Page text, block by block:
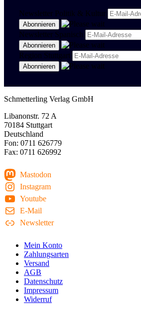
Newsletter Politik & Kultur
Newsletter Spanisch
Region Stuttgart
Schmetterling Verlag GmbH
Libanonstr. 72 A
70184 Stuttgart
Deutschland
Fon: 0711 626779
Fax: 0711 626992
Mastodon
Instagram
Youtube
E-Mail
Newsletter
Mein Konto
Zahlungsarten
Versand
AGB
Datenschutz
Impressum
Widerruf